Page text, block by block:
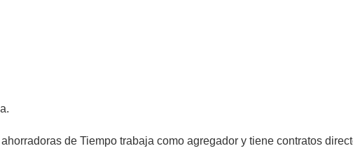
de Tiempo trabaja como agregador y tiene contratos